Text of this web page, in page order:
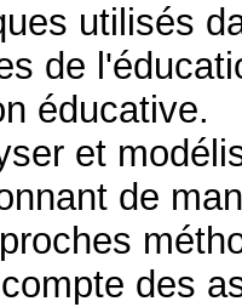
utilisés
de
éducative.
et
de
des